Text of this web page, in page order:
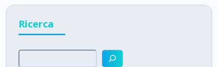
Ricerca